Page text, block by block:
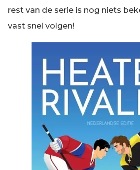
rest van de serie is nog niets
vast snel volgen!